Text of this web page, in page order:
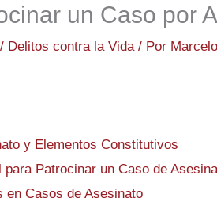
un Caso por
/ Delitos contra la Vida/ Por Marcelo
y Elementos Constitutivos
para Patrocinar un Caso de
en Casos de Asesinato